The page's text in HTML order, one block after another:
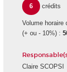
6
crédits
Volume horaire
(+ ou - 10%) :
Claire SCOPSI